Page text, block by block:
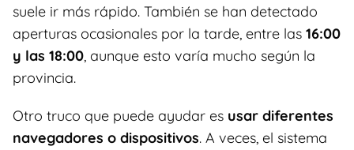
suele ir más rápido. También se han detectado
aperturas ocasionales por la tarde, entre las 16:00
y las 18:00, aunque esto varía mucho según la
provincia.
Otro truco que puede ayudar es usar diferentes
navegadores o dispositivos. A veces, el sistema